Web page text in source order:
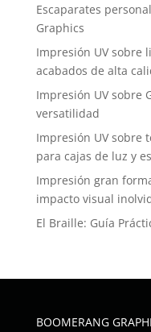
Escaparates
Graphics
Impresión UV sobre
acabados de alta
Impresión UV sobre
versatilidad
Impresión UV sobre
para cajas de luz y
Impresión gran
impacto visual
El Braille: Guía
BOOMERANG